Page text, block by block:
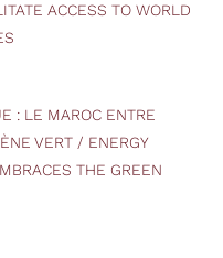
ACCESS TO WORLD
: LE MAROC ENTRE
VERT / ENERGY
THE GREEN